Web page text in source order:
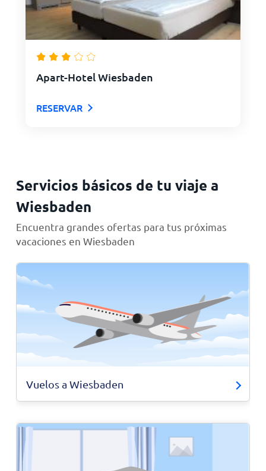
Apart-Hotel Wiesbaden
RESERVAR
Servicios básicos de tu viaje a
Wiesbaden
Encuentra grandes ofertas para tus próximas
vacaciones en Wiesbaden
Vuelos a Wiesbaden